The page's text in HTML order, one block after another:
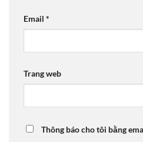
Email *
Trang web
Thông báo cho tôi bằng